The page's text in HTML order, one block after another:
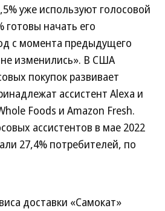
уже используют голосовой
начать его
с момента предыдущего
изменились». В США
покупок развивает
ассистент Alexa и
Foods и Amazon Fresh.
ассистентов в мае 2022
27,4% потребителей, по
доставки «Самокат»